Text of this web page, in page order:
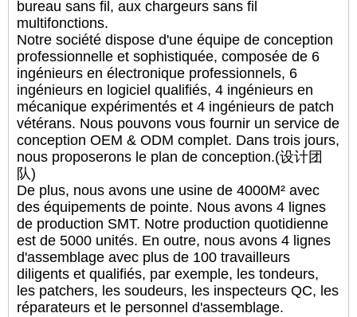
bureau sans fil, aux chargeurs sans fil
multifonctions.
Notre société dispose d'une équipe de conception
professionnelle et sophistiquée, composée de 6
ingénieurs en électronique professionnels, 6
ingénieurs en logiciel qualifiés, 4 ingénieurs en
mécanique expérimentés et 4 ingénieurs de patch
vétérans. Nous pouvons vous fournir un service de
conception OEM & ODM complet. Dans trois jours,
nous proposerons le plan de conception.(设计团
队)
De plus, nous avons une usine de 4000M² avec
des équipements de pointe. Nous avons 4 lignes
de production SMT. Notre production quotidienne
est de 5000 unités. En outre, nous avons 4 lignes
d'assemblage avec plus de 100 travailleurs
diligents et qualifiés, par exemple, les tondeurs,
les patchers, les soudeurs, les inspecteurs QC, les
réparateurs et le personnel d'assemblage.